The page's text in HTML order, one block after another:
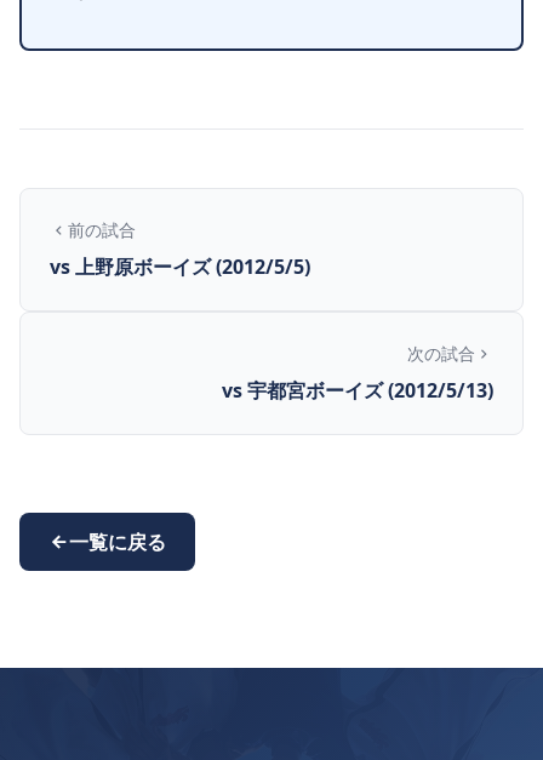
前の試合
vs 上野原ボーイズ (2012/5/5)
次の試合
vs 宇都宮ボーイズ (2012/5/13)
一覧に戻る